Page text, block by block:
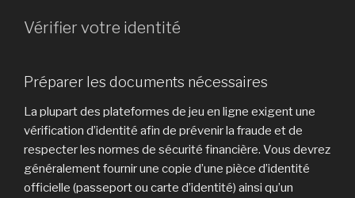
Vérifier votre identité
Préparer les documents nécessaires
La plupart des plateformes de jeu en ligne exigent une
vérification d’identité afin de prévenir la fraude et de
respecter les normes de sécurité financière. Vous devrez
généralement fournir une copie d’une pièce d’identité
officielle (passeport ou carte d’identité) ainsi qu’un